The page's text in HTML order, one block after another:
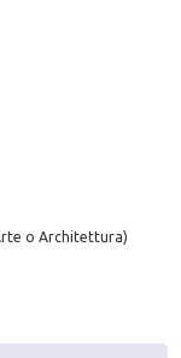
o Architettura)